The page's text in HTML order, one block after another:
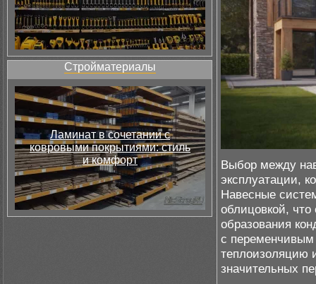
Стройматериалы
Ламинат в сочетании с
ковровыми покрытиями: стиль
и комфорт
Выбор между
эксплуатации,
Навесные
облицовкой,
образования
с
теплоизоляцию
значительных